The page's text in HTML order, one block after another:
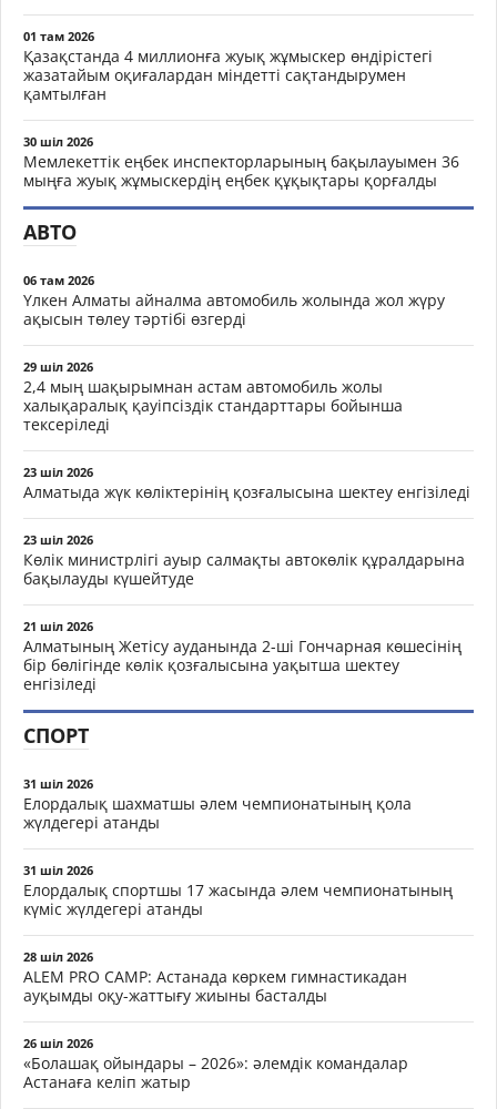
01 там 2026
Қазақстанда 4 миллионға жуық жұмыскер өндірістегі
жазатайым оқиғалардан міндетті сақтандырумен
қамтылған
30 шіл 2026
Мемлекеттік еңбек инспекторларының бақылауымен 36
мыңға жуық жұмыскердің еңбек құқықтары қорғалды
АВТО
06 там 2026
Үлкен Алматы айналма автомобиль жолында жол жүру
ақысын төлеу тәртібі өзгерді
29 шіл 2026
2,4 мың шақырымнан астам автомобиль жолы
халықаралық қауіпсіздік стандарттары бойынша
тексеріледі
23 шіл 2026
Алматыда жүк көліктерінің қозғалысына шектеу енгізіледі
23 шіл 2026
Көлік министрлігі ауыр салмақты автокөлік құралдарына
бақылауды күшейтуде
21 шіл 2026
Алматының Жетісу ауданында 2-ші Гончарная көшесінің
бір бөлігінде көлік қозғалысына уақытша шектеу
енгізіледі
СПОРТ
31 шіл 2026
Елордалық шахматшы әлем чемпионатының қола
жүлдегері атанды
31 шіл 2026
Елордалық спортшы 17 жасында әлем чемпионатының
күміс жүлдегері атанды
28 шіл 2026
ALEM PRO CAMP: Астанада көркем гимнастикадан
ауқымды оқу-жаттығу жиыны басталды
26 шіл 2026
«Болашақ ойындары – 2026»: әлемдік командалар
Астанаға келіп жатыр